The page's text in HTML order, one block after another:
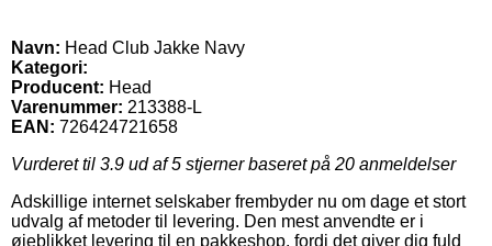
Navn: Head Club Jakke Navy
Kategori:
Producent: Head
Varenummer: 213388-L
EAN: 726424721658
Vurderet til 3.9 ud af 5 stjerner baseret på 20 anmeldelser
Adskillige internet selskaber frembyder nu om dage et stort
udvalg af metoder til levering. Den mest anvendte er i
øjeblikket levering til en pakkeshop, fordi det giver dig fuld